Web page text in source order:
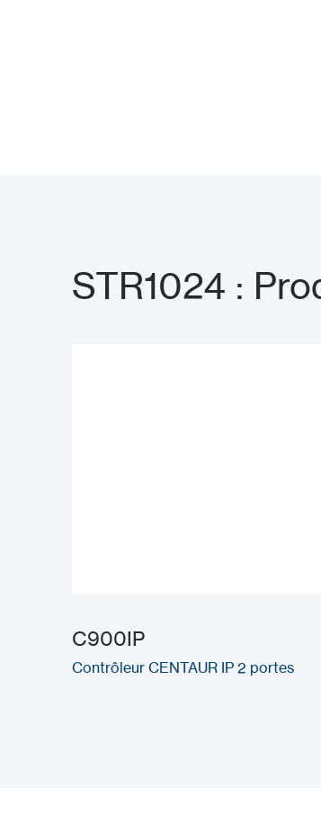
STR1024 :
C900IP
Contrôleur CENTAUR IP 2 portes